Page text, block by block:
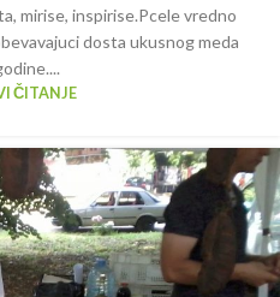
mirise, inspirise.Pcele vredno
dosta ukusnog meda
ČITANJE